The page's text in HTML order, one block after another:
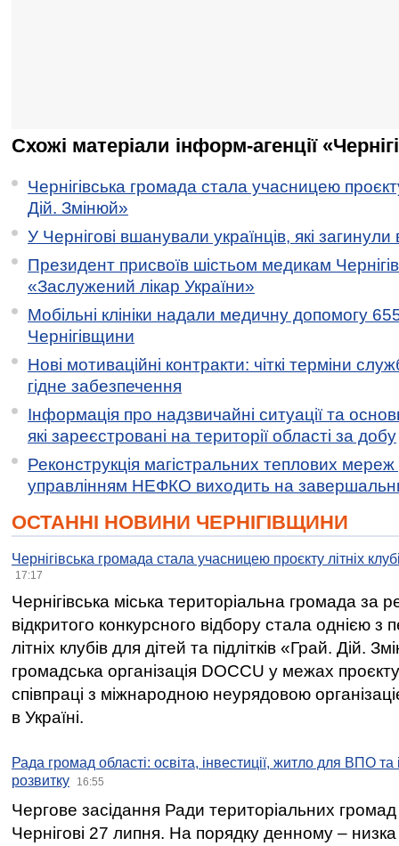
Схожі матеріали інформ-агенції
Чернігівська громада стала учасницею
Дій. Змінюй»
У Чернігові вшанували українців, які загинули
Президент присвоїв шістьом медикам
«Заслужений лікар України»
Мобільні клініки надали медичну допомогу
Чернігівщини
Нові мотиваційні контракти: чіткі терміни
гідне забезпечення
Інформація про надзвичайні ситуації та
які зареєстровані на території області за добу
Реконструкція магістральних теплових мереж
управлінням НЕФКО виходить на
ОСТАННІ НОВИНИ ЧЕРНІГІВЩИНИ
Чернігівська громада стала учасницею проєкту літніх
17:17
Чернігівська міська територіальна громада за
відкритого конкурсного відбору стала однією
літніх клубів для дітей та підлітків «Грай. Дій.
громадська організація DOCCU у межах
співпраці з міжнародною неурядовою
в Україні.
Рада громад області: освіта, інвестиції, житло для ВПО
розвитку
16:55
Чергове засідання Ради територіальних громад
Чернігові 27 липня. На порядку денному –